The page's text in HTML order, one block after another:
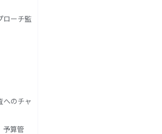
ローチ監
へのチャ
予算管